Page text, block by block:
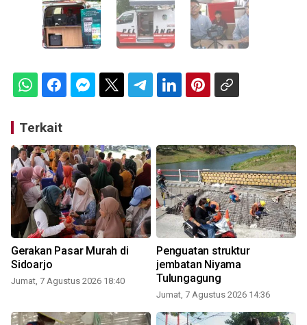
Terkait
Gerakan Pasar Murah di
Sidoarjo
Jumat, 7 Agustus 2026 18:40
Penguatan struktur
jembatan Niyama
Tulungagung
Jumat, 7 Agustus 2026 14:36